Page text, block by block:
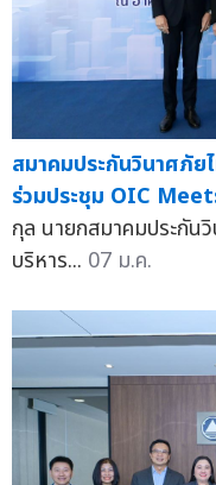
สมาคมประกันวินาศภั
ร่วมประชุม OIC
กุล นายกสมาคมประกัน
บริหาร... 07 ม.ค.